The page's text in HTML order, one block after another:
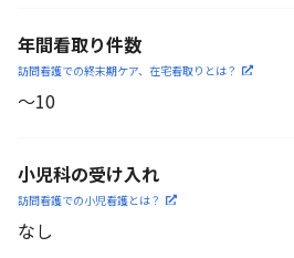
年間看取り件数
訪問看護での終末期ケア、 在宅看取りとは？
〜10
小児科の受け入れ
訪問看護での小児看護とは？
なし